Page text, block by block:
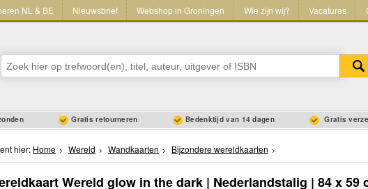
NL & BE Nieuwsbrief Webshop in Groningen Wie zijn wij? Vacatures
Gratis retourneren Bedenktijd van 14 dagen Gratis
hier: Home Wereld Wandkaarten Bijzondere wereldkaarten
Wereld glow in the dark | Nederlandstalig | 84 x 59